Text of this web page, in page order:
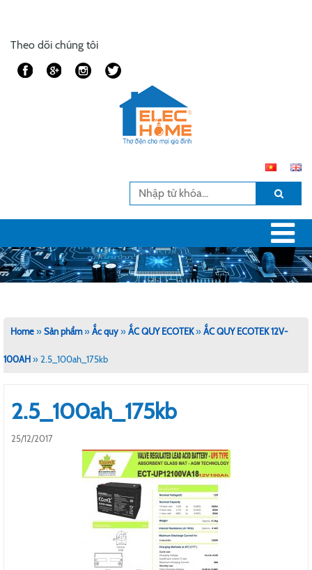
Theo dõi chúng tôi
Home»Sản phẩm»Ắc quy»ẮC QUY ECOTEK»ẮC QUY ECOTEK 12V-
100AH»2.5_100ah_175kb
2.5_100ah_175kb
25/12/2017